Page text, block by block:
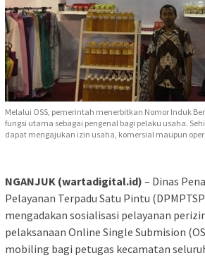
Melalui OSS, pemerintah menerbitkan Nomor Induk
fungsi utama sebagai pengenal bagi pelaku usaha.
dapat mengajukan izin usaha, komersial maupun
NGANJUK (wartadigital.id) – Dinas
Pelayanan Terpadu Satu Pintu
mengadakan sosialisasi pelayanan
pelaksanaan Online Single Submision
mobiling bagi petugas kecamatan